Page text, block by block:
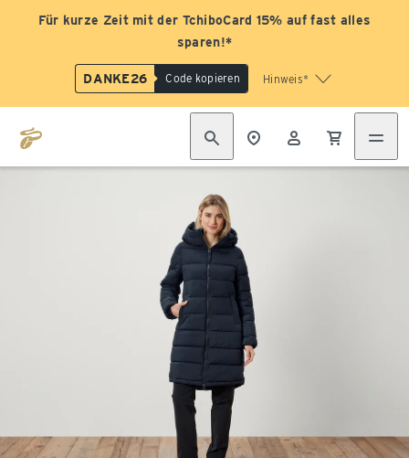
Für kurze Zeit mit der TchiboCard 15% auf fast alles
sparen!*
DANKE26 Code kopieren Hinweis*